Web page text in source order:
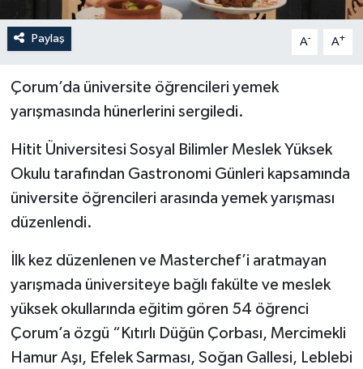
Paylaş A- A+
Çorum’da üniversite öğrencileri yemek
yarışmasında hünerlerini sergiledi.
Hitit Üniversitesi Sosyal Bilimler Meslek Yüksek
Okulu tarafından Gastronomi Günleri kapsamında
üniversite öğrencileri arasında yemek yarışması
düzenlendi.
İlk kez düzenlenen ve Masterchef’i aratmayan
yarışmada üniversiteye bağlı fakülte ve meslek
yüksek okullarında eğitim gören 54 öğrenci
Çorum’a özgü “Kıtırlı Düğün Çorbası, Mercimekli
Hamur Aşı, Efelek Sarması, Soğan Gallesi, Leblebi